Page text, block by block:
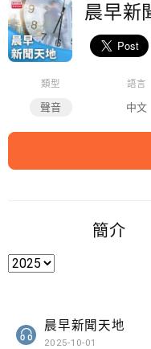
晨早新
類型
聲音
語言
中文
簡介
晨早新聞天地
2025-10-01